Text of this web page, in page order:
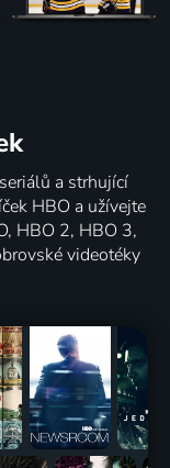
a strhující
HBO a užívejte
HBO 2, HBO 3,
videotéky